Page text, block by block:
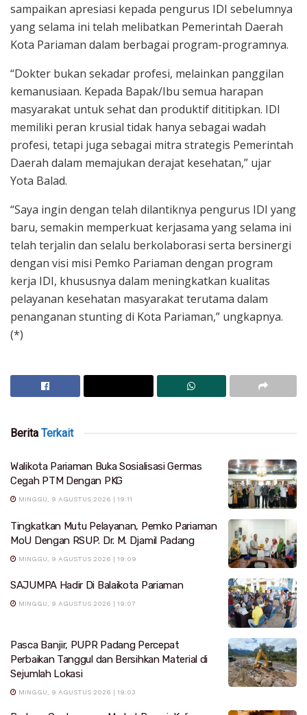
sampaikan apresiasi kepada pengurus IDI sebelumnya
yang selama ini telah melibatkan Pemerintah Daerah
Kota Pariaman dalam berbagai program-programnya.
“Dokter bukan sekadar profesi, melainkan panggilan
kemanusiaan. Kepada Bapak/Ibu semua harapan
masyarakat untuk sehat dan produktif dititipkan. IDI
memiliki peran krusial tidak hanya sebagai wadah
profesi, tetapi juga sebagai mitra strategis Pemerintah
Daerah dalam memajukan derajat kesehatan,” ujar
Yota Balad.
“Saya ingin dengan telah dilantiknya pengurus IDI yang
baru, semakin memperkuat kerjasama yang selama ini
telah terjalin dan selalu berkolaborasi serta bersinergi
dengan visi misi Pemko Pariaman dengan program
kerja IDI, khususnya dalam meningkatkan kualitas
pelayanan kesehatan masyarakat terutama dalam
penanganan stunting di Kota Pariaman,” ungkapnya.
(*)
Berita Terkait
Walikota Pariaman Buka Sosialisasi Germas
Cegah PTM Dengan PKG
MINGGU, 9 AGUSTUS 2026 | 19:11
Tingkatkan Mutu Pelayanan, Pemko Pariaman
MoU Dengan RSUP. Dr. M. Djamil Padang
MINGGU, 9 AGUSTUS 2026 | 19:09
SAJUMPA Hadir Di Balaikota Pariaman
MINGGU, 9 AGUSTUS 2026 | 19:07
Pasca Banjir, PUPR Padang Percepat
Perbaikan Tanggul dan Bersihkan Material di
Sejumlah Lokasi
MINGGU, 9 AGUSTUS 2026 | 19:03